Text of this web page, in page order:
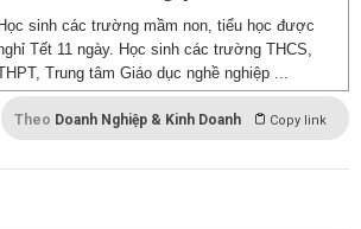
Học sinh các trường mầm non, tiểu học được
Tết 11 ngày. Học sinh các trường THCS,
Trung tâm Giáo dục nghề nghiệp ...
Theo Doanh Nghiệp & Kinh Doanh Copy link